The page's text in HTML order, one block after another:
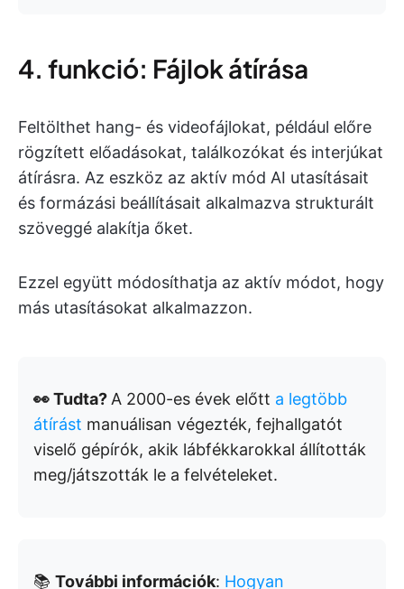
4. funkció: Fájlok átírása
Feltölthet hang- és videofájlokat, például előre
rögzített előadásokat, találkozókat és interjúkat
átírásra. Az eszköz az aktív mód AI utasításait
és formázási beállításait alkalmazva strukturált
szöveggé alakítja őket.
Ezzel együtt módosíthatja az aktív módot, hogy
más utasításokat alkalmazzon.
👀 Tudta?A 2000-es évek előtt a legtöbb
átírást manuálisan végezték, fejhallgatót
viselő gépírók, akik lábfékkarokkal állították
meg/játszották le a felvételeket.
📚 További információk: Hogyan